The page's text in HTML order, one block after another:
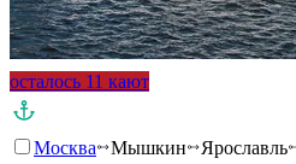
осталось 11 кают
Москва Мышкин Ярославль